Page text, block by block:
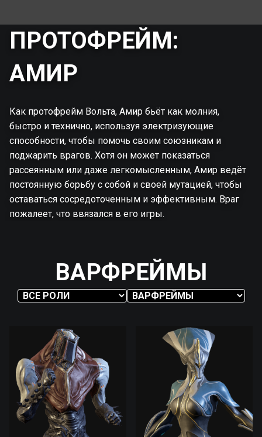
ПРОТОФРЕЙМ:
АМИР
Как протофрейм Вольта, Амир бьёт как молния,
быстро и технично, используя электризующие
способности, чтобы помочь своим союзникам и
поджарить врагов. Хотя он может показаться
рассеянным или даже легкомысленным, Амир ведёт
постоянную борьбу с собой и своей мутацией, чтобы
оставаться сосредоточенным и эффективным. Враг
пожалеет, что ввязался в его игры.
ВАРФРЕЙМЫ